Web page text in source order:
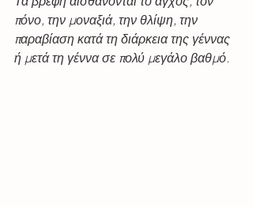
πόνο, την μοναξιά, την θλίψη, την
παραβίαση κατά τη διάρκεια της γέννας
ή μετά τη γέννα σε πολύ μεγάλο βαθμό.